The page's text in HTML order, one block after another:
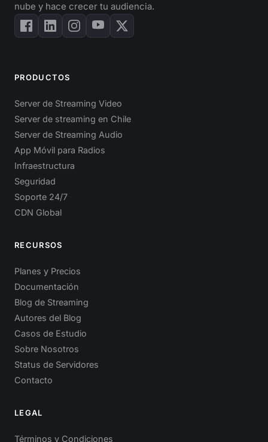
nube y hace crecer tu audiencia.
PRODUCTOS
Server de Streaming Video
Server de streaming en Chile
Server de Streaming Audio
App Móvil para Radios
Infraestructura
Seguridad
Soporte 24/7
CDN Global
RECURSOS
Planes y Precios
Documentación
Blog de Streaming
Autores del Blog
Casos de Estudio
Sobre Nosotros
Status de Servidores
Contacto
LEGAL
Términos y Condiciones